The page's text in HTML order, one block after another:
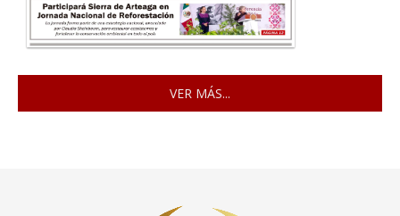
VER MÁS...